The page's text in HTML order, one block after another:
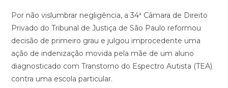
Por não vislumbrar negligência, a 34ª Câmara de Direito
Privado do Tribunal de Justiça de São Paulo reformou
decisão de primeiro grau e julgou improcedente uma
ação de indenização movida pela mãe de um aluno
diagnosticado com Transtorno do Espectro Autista (TEA)
contra uma escola particular.